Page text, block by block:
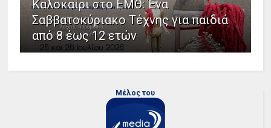
Καλοκαίρι στο ΕΜΘ: Ένα
Σαββατοκύριακο Τέχνης για παιδιά
από 8 έως 12 ετών
Μέλος του